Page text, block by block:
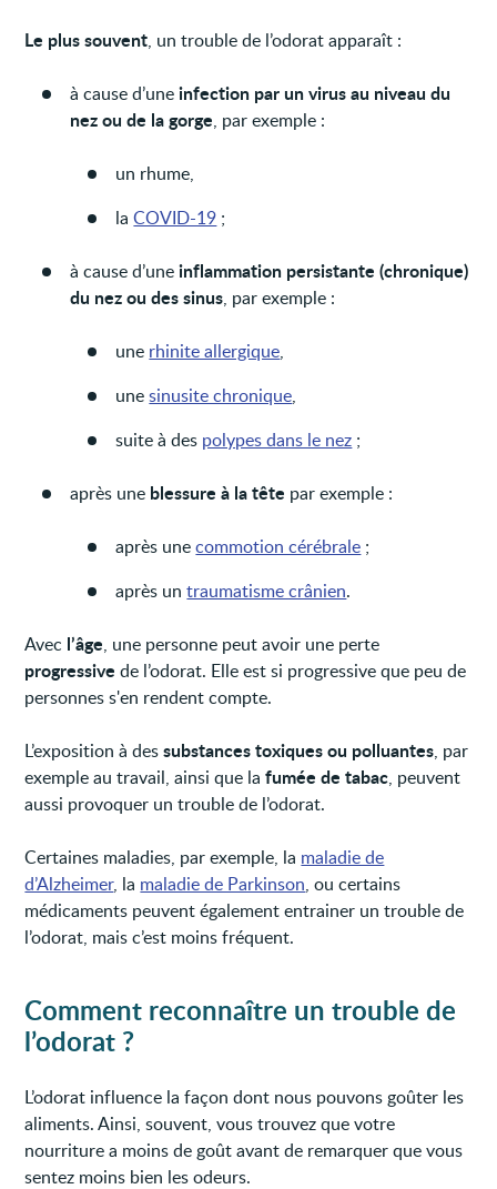
Le plus souvent, un trouble de l’odorat apparaît :
à cause d’uneinfection par un virus au niveau du
nez ou de la gorge, par exemple :
un rhume,
laCOVID-19 ;
à cause d’uneinflammation persistante (chronique)
du nez ou des sinus, par exemple :
une rhinite allergique,
unesinusite chronique,
suite à des polypes dans le nez ;
après une blessure à la tête par exemple :
après unecommotion cérébrale ;
après untraumatisme crânien.
Avec l’âge, une personne peut avoir une perte
progressivede l’odorat. Elle est si progressive que peu de
personnes s'en rendent compte.
L’exposition à dessubstances toxiques ou polluantes, par
exemple au travail, ainsi que lafumée de tabac, peuvent
aussi provoquer un trouble de l’odorat.
Certaines maladies, par exemple, la maladie de
d’Alzheimer, la maladie de Parkinson, ou certains
médicaments peuvent également entrainer un trouble de
l’odorat, mais c’est moins fréquent.
Comment reconnaître un trouble de
l’odorat ?
L’odorat influence la façon dont nous pouvons goûter les
aliments. Ainsi, souvent, vous trouvez que votre
nourriture a moins de goût avant de remarquer que vous
sentez moins bien les odeurs.